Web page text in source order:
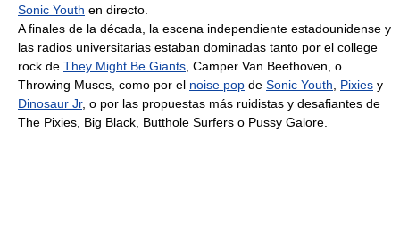
Sonic Youth en directo.
A finales de la década, la escena independiente estadounidense y
las radios universitarias estaban dominadas tanto por el college
rock de They Might Be Giants, Camper Van Beethoven, o
Throwing Muses, como por el noise pop de Sonic Youth, Pixies y
Dinosaur Jr, o por las propuestas más ruidistas y desafiantes de
The Pixies, Big Black, Butthole Surfers o Pussy Galore.